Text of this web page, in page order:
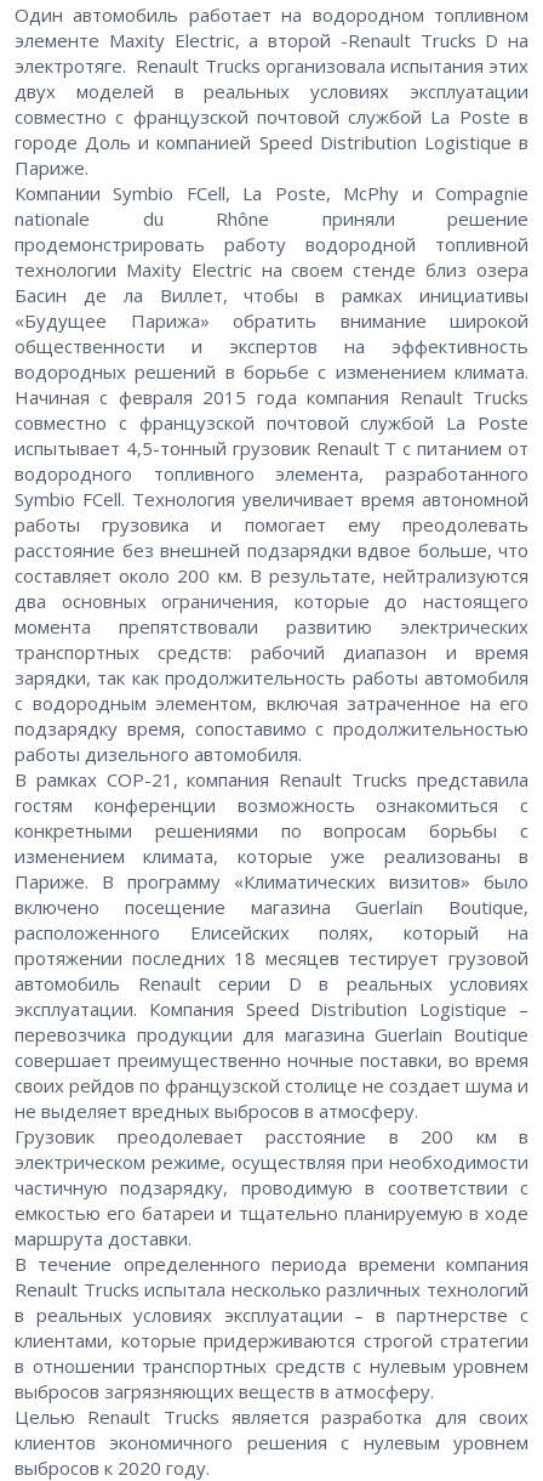
Один автомобиль работает на водородном топливном
элементе Maxity Electric, а второй -Renault Trucks D на
электротяге. Renault Trucks организовала испытания этих
двух моделей в реальных условиях эксплуатации
совместно с французской почтовой службой La Poste в
городе Доль и компанией Speed Distribution Logistique в
Париже.
Компании Symbio FCell, La Poste, McPhy и Compagnie
nationale du Rhône приняли решение
продемонстрировать работу водородной топливной
технологии Maxity Electric на своем стенде близ озера
Басин де ла Виллет, чтобы в рамках инициативы
«Будущее Парижа» обратить внимание широкой
общественности и экспертов на эффективность
водородных решений в борьбе с изменением климата.
Начиная с февраля 2015 года компания Renault Trucks
совместно с французской почтовой службой La Poste
испытывает 4,5-тонный грузовик Renault T с питанием от
водородного топливного элемента, разработанного
Symbio FCell. Технология увеличивает время автономной
работы грузовика и помогает ему преодолевать
расстояние без внешней подзарядки вдвое больше, что
составляет около 200 км. В результате, нейтрализуются
два основных ограничения, которые до настоящего
момента препятствовали развитию электрических
транспортных средств: рабочий диапазон и время
зарядки, так как продолжительность работы автомобиля
с водородным элементом, включая затраченное на его
подзарядку время, сопоставимо с продолжительностью
работы дизельного автомобиля.
В рамках СОР-21, компания Renault Trucks представила
гостям конференции возможность ознакомиться с
конкретными решениями по вопросам борьбы с
изменением климата, которые уже реализованы в
Париже. В программу «Климатических визитов» было
включено посещение магазина Guerlain Boutique,
расположенного Елисейских полях, который на
протяжении последних 18 месяцев тестирует грузовой
автомобиль Renault серии D в реальных условиях
эксплуатации. Компания Speed Distribution Logistique –
перевозчика продукции для магазина Guerlain Boutique
совершает преимущественно ночные поставки, во время
своих рейдов по французской столице не создает шума и
не выделяет вредных выбросов в атмосферу.
Грузовик преодолевает расстояние в 200 км в
электрическом режиме, осуществляя при необходимости
частичную подзарядку, проводимую в соответствии с
емкостью его батареи и тщательно планируемую в ходе
маршрута доставки.
В течение определенного периода времени компания
Renault Trucks испытала несколько различных технологий
в реальных условиях эксплуатации – в партнерстве с
клиентами, которые придерживаются строгой стратегии
в отношении транспортных средств с нулевым уровнем
выбросов загрязняющих веществ в атмосферу.
Целью Renault Trucks является разработка для своих
клиентов экономичного решения с нулевым уровнем
выбросов к 2020 году.